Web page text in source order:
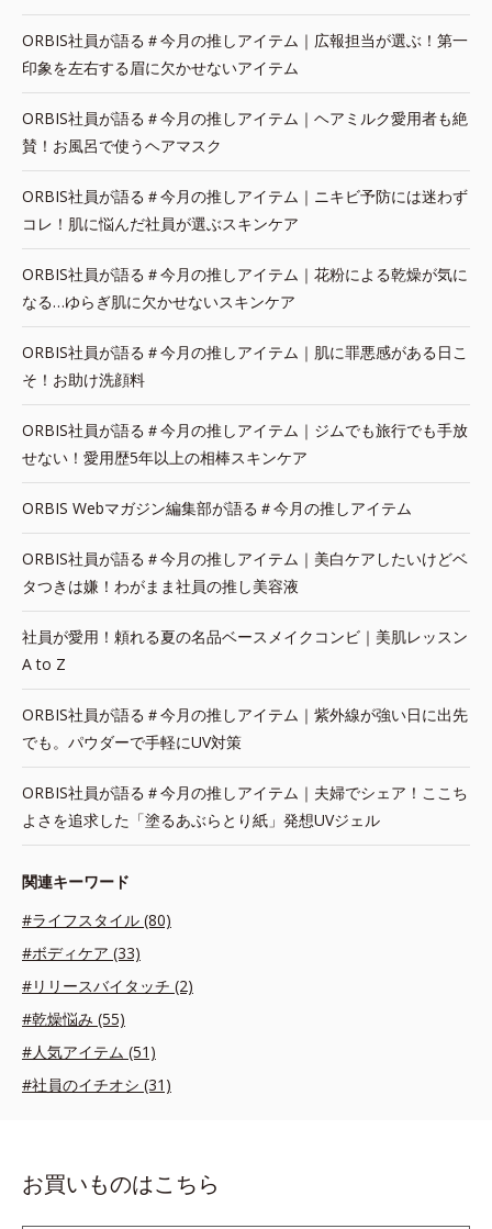
ORBIS社員が語る＃今月の推しアイテム｜広報担当が選ぶ！第一
印象を左右する眉に欠かせないアイテム
ORBIS社員が語る＃今月の推しアイテム｜ヘアミルク愛用者も絶
賛！お風呂で使うヘアマスク
ORBIS社員が語る＃今月の推しアイテム｜ニキビ予防には迷わず
コレ！肌に悩んだ社員が選ぶスキンケア
ORBIS社員が語る＃今月の推しアイテム｜花粉による乾燥が気に
なる…ゆらぎ肌に欠かせないスキンケア
ORBIS社員が語る＃今月の推しアイテム｜肌に罪悪感がある日こ
そ！お助け洗顔料
ORBIS社員が語る＃今月の推しアイテム｜ジムでも旅行でも手放
せない！愛用歴5年以上の相棒スキンケア
ORBIS Webマガジン編集部が語る＃今月の推しアイテム
ORBIS社員が語る＃今月の推しアイテム｜美白ケアしたいけどベ
タつきは嫌！わがまま社員の推し美容液
社員が愛用！頼れる夏の名品ベースメイクコンビ｜美肌レッスン
A to Z
ORBIS社員が語る＃今月の推しアイテム｜紫外線が強い日に出先
でも。パウダーで手軽にUV対策
ORBIS社員が語る＃今月の推しアイテム｜夫婦でシェア！ここち
よさを追求した「塗るあぶらとり紙」発想UVジェル
関連キーワード
#ライフスタイル (80)
#ボディケア (33)
#リリースバイタッチ (2)
#乾燥悩み (55)
#人気アイテム (51)
#社員のイチオシ (31)
お買いものはこちら